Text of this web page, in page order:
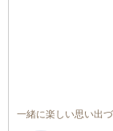
一緒に楽しい思い出